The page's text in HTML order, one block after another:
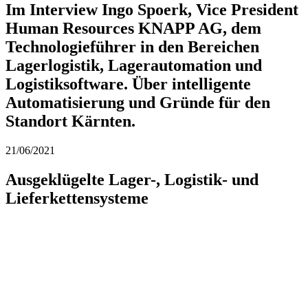
Im Interview Ingo Spoerk, Vice President
Human Resources KNAPP AG, dem
Technologieführer in den Bereichen
Lagerlogistik, Lagerautomation und
Logistiksoftware. Über intelligente
Automatisierung und Gründe für den
Standort Kärnten.
21/06/2021
Ausgeklügelte Lager-, Logistik- und
Lieferkettensysteme